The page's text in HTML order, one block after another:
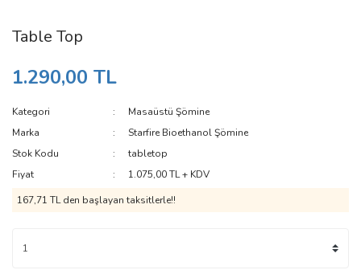
Table Top
1.290,00 TL
Kategori
Masaüstü Şömine
Marka
Starfire Bioethanol Şömine
Stok Kodu
tabletop
Fiyat
1.075,00 TL + KDV
167,71 TL den başlayan taksitlerle!!